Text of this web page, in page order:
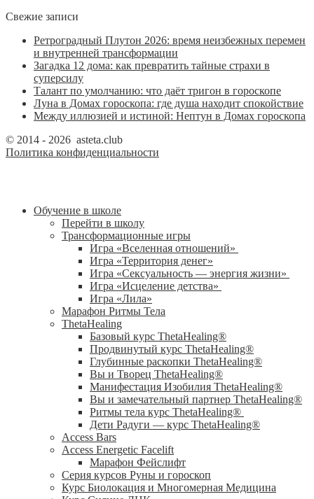
Свежие записи
Ретроградный Плутон 2026: время неизбежных перемен
и внутренней трансформации
Загадка 12 дома: как превратить тайные страхи в
суперсилу
Талант по умолчанию: что даёт тригон в гороскопе
Луна в Домах гороскопа: где душа находит спокойствие
Между иллюзией и истиной: Нептун в Домах гороскопа
© 2014 - 2026 asteta.club
Политика конфиденциальности
Обучение в школе
Перейти в школу
Трансформационные игры
Игра «Вселенная отношений»
Игра «Территория денег»
Игра «Сексуальность — энергия жизни»
Игра «Исцеление детства»
Игра «Лила»
Марафон Ритмы Тела
ThetaHealing
Базовый курс ThetaHealing®
Продвинутый курс ThetaHealing®
Глубинные раскопки ThetaHealing®
Вы и Творец ThetaHealing®
Манифестация Изобилия ThetaHealing®
Вы и замечательный партнер ThetaHealing®
Ритмы тела курс ThetaHealing®
Дети Радуги — курс ThetaHealing®
Access Bars
Access Energetic Facelift
Марафон Фейслифт
Серия курсов Руны и гороскоп
Курс Биолокация и Многомерная Медицина